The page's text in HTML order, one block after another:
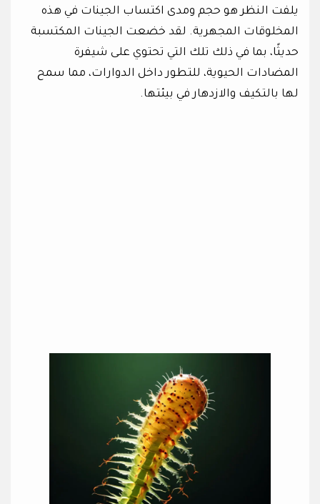
يلفت النظر هو حجم ومدى اكتساب الجينات في هذه
المخلوقات المجهرية. لقد خضعت الجينات المكتسبة
حديثًا، بما في ذلك تلك التي تحتوي على شيفرة
المضادات الحيوية، للتطور داخل الدوارات، مما سمح
لها بالتكيف والازدهار في بيئتها.